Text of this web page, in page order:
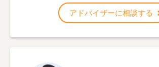
アドバイザーに相談する